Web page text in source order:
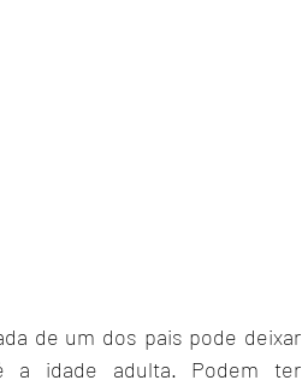
de um dos pais pode deixar
a idade adulta. Podem ter